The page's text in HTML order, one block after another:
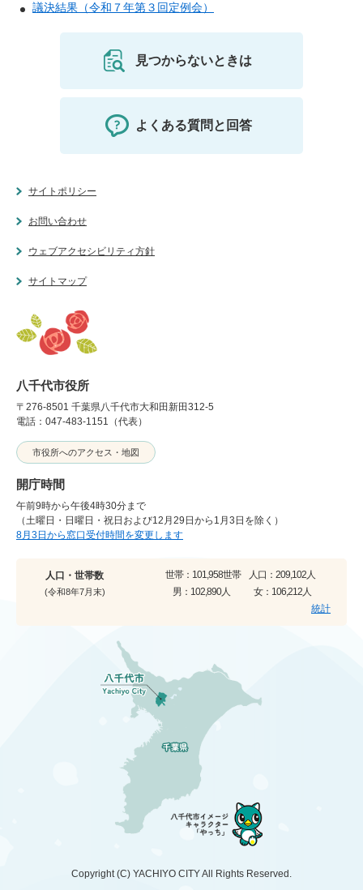
議決結果（令和７年第３回定例会）
見つからないときは
よくある質問と回答
サイトポリシー
お問い合わせ
ウェブアクセシビリティ方針
サイトマップ
八千代市役所
〒276-8501 千葉県八千代市大和田新田312-5
電話：047-483-1151（代表）
市役所へのアクセス・地図
開庁時間
午前9時から午後4時30分まで
（土曜日・日曜日・祝日および12月29日から1月3日を除く）
8月3日から窓口受付時間を変更します
人口・世帯数
(令和8年7月末)
世帯： 101,958世帯 人口： 209,102人
男： 102,890人 女： 106,212人
統計
Copyright (C) YACHIYO CITYAll Rights Reserved.